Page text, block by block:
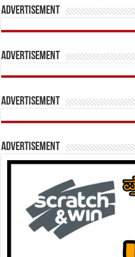
Advertisement
Advertisement
Advertisement
Advertisement